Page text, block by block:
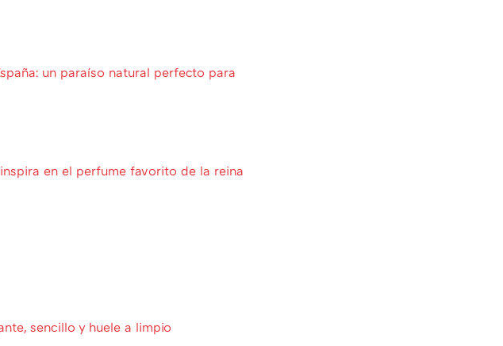
un paraíso natural perfecto para
en el perfume favorito de la reina
sencillo y huele a limpio